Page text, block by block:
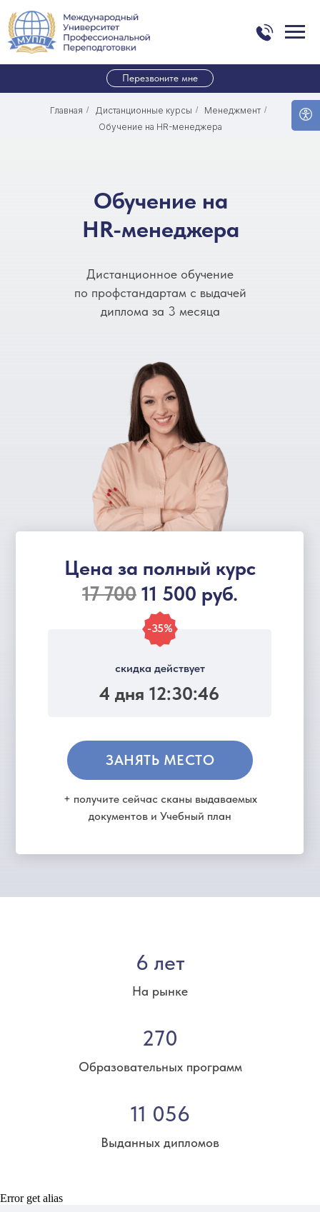
Перезвоните мне
Главная / Дистанционные курсы / Менеджмент /
Обучение на HR-менеджера
Обучение на
HR-менеджера
Дистанционное обучение
по профстандартам с выдачей
диплома за 3 месяца
Цена за полный курс
17 700 11 500 руб.
+ получите сейчас сканы выдаваемых
документов и Учебный план
ЗАНЯТЬ МЕСТО
4 дня 12:30:46
скидка действует
-35%
6 лет
На рынке
270
Образовательных программ
11 056
Выданных дипломов
Error get alias